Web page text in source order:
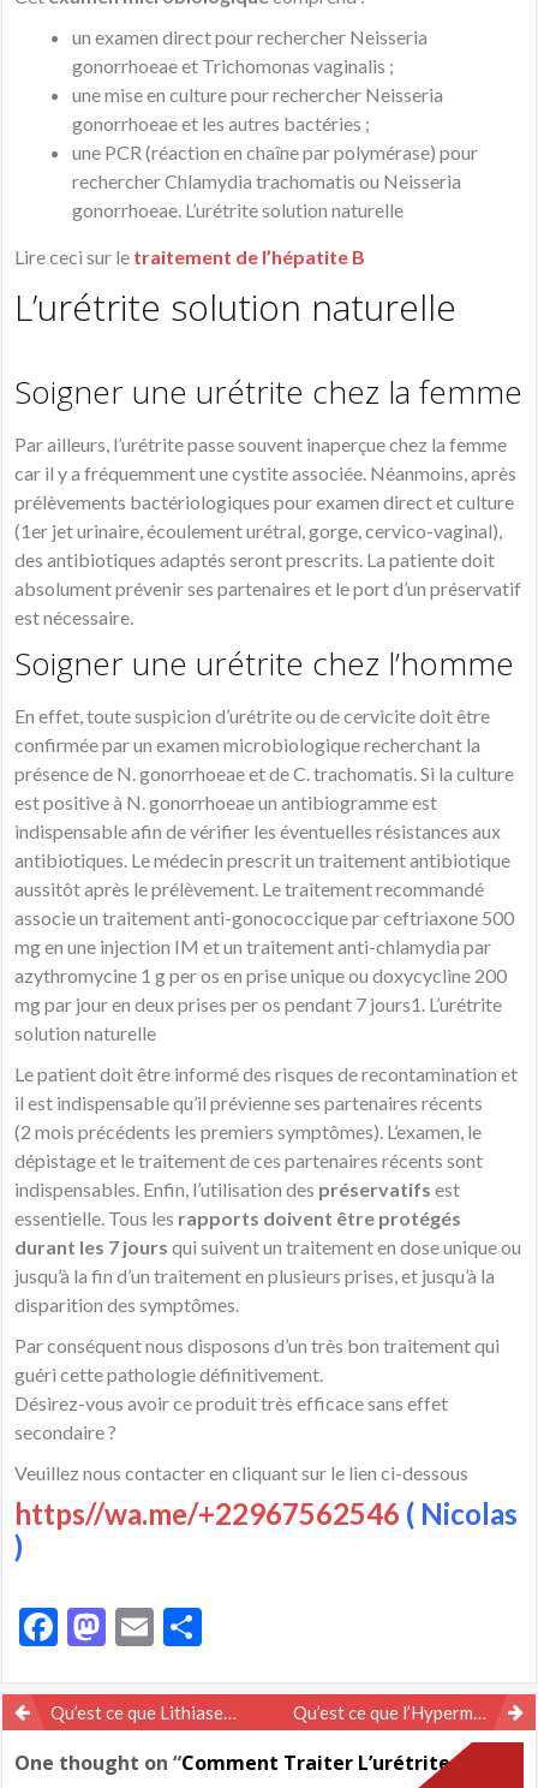
un examen direct pour rechercher Neisseria
gonorrhoeae et Trichomonas vaginalis ;
une mise en culture pour rechercher Neisseria
gonorrhoeae et les autres bactéries ;
une PCR (réaction en chaîne par polymérase) pour
rechercher Chlamydia trachomatis ou Neisseria
gonorrhoeae. L’urétrite solution naturelle
Lire ceci sur le traitement de l’hépatite B
L’urétrite solution naturelle
Soigner une urétrite chez la femme
Par ailleurs, l’urétrite passe souvent inaperçue chez la femme
car il y a fréquemment une cystite associée. Néanmoins, après
prélèvements bactériologiques pour examen direct et culture
(1er jet urinaire, écoulement urétral, gorge, cervico-vaginal),
des antibiotiques adaptés seront prescrits. La patiente doit
absolument prévenir ses partenaires et le port d’un préservatif
est nécessaire.
Soigner une urétrite chez l’homme
En effet, toute suspicion d’urétrite ou de cervicite doit être
confirmée par un examen microbiologique recherchant la
présence de N. gonorrhoeae et de C. trachomatis. Si la culture
est positive à N. gonorrhoeae un antibiogramme est
indispensable afin de vérifier les éventuelles résistances aux
antibiotiques. Le médecin prescrit un traitement antibiotique
aussitôt après le prélèvement. Le traitement recommandé
associe un traitement anti-gonococcique par ceftriaxone 500
mg en une injection IM et un traitement anti-chlamydia par
azythromycine 1 g per os en prise unique ou doxycycline 200
mg par jour en deux prises per os pendant 7 jours1. L’urétrite
solution naturelle
Le patient doit être informé des risques de recontamination et
il est indispensable qu’il prévienne ses partenaires récents
(2 mois précédents les premiers symptômes). L’examen, le
dépistage et le traitement de ces partenaires récents sont
indispensables. Enfin, l’utilisation des préservatifsest
essentielle. Tous les rapports doivent être protégés
durant les 7 joursqui suivent un traitement en dose unique ou
jusqu’à la fin d’un traitement en plusieurs prises, et jusqu’à la
disparition des symptômes.
Par conséquent nous disposons d’un très bon traitement qui
guéri cette pathologie définitivement.
Désirez-vous avoir ce produit très efficace sans effet
secondaire ?
Veuillez nous contacter en cliquant sur le lien ci-dessous
https//wa.me/+22967562546 ( Nicolas
)
Facebook
Mastodon
Email
Navigation
de
Qu’est ce que Lithiases Biliaires ? Solution Naturelle par les plantes Qu’est ce que l’Hyperménorrhée ? Solution Naturelle par les Plantes
One thought on “Comment Traiter L’urétrite